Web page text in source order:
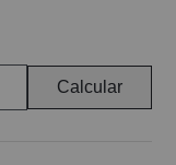
Calcular